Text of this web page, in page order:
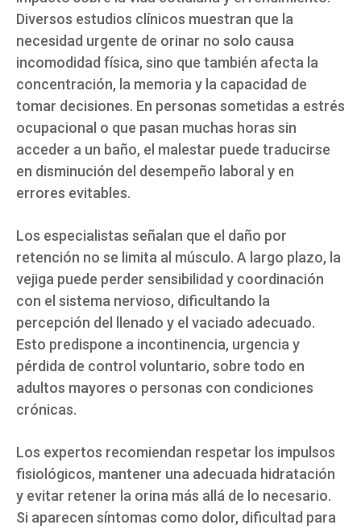
Diversos estudios clínicos muestran que la
necesidad urgente de orinar no solo causa
incomodidad física, sino que también afecta la
concentración, la memoria y la capacidad de
tomar decisiones. En personas sometidas a estrés
ocupacional o que pasan muchas horas sin
acceder a un baño, el malestar puede traducirse
en disminución del desempeño laboral y en
errores evitables.
Los especialistas señalan que el daño por
retención no se limita al músculo. A largo plazo, la
vejiga puede perder sensibilidad y coordinación
con el sistema nervioso, dificultando la
percepción del llenado y el vaciado adecuado.
Esto predispone a incontinencia, urgencia y
pérdida de control voluntario, sobre todo en
adultos mayores o personas con condiciones
crónicas.
Los expertos recomiendan respetar los impulsos
fisiológicos, mantener una adecuada hidratación
y evitar retener la orina más allá de lo necesario.
Si aparecen síntomas como dolor, dificultad para